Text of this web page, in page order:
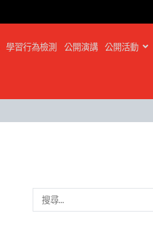
學習行為檢測 公開演講 公開活動